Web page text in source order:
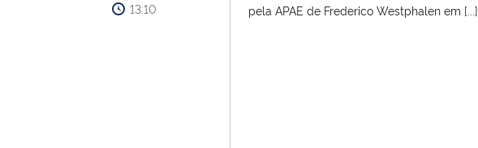
13:10
pela APAE de Frederico Westphalen em [...]